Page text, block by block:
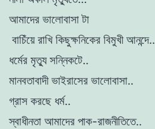
আমাদের ভালোবাসা টা
বাচিঁয়ে রাখি কিছুক্ষনিকের বিমুখী আনন্দে..
ধর্মের মৃত্যু সন্নিকটে..
মানবতাবাদী ভাইরাসের ভালোবাসা..
গ্রাস করছে ধর্ম..
স্বাধীনতা আমাদের পাক-রাজনীতিতে..